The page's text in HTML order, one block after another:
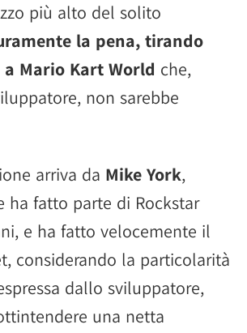
più alto del solito
la pena, tirando
Mario Kart World che,
non sarebbe
arriva da Mike York,
ha fatto parte di Rockstar
e ha fatto velocemente il
considerando la particolarità
dallo sviluppatore,
una netta